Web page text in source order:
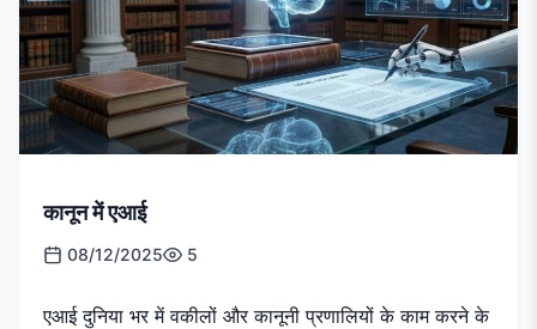
कानून में एआई
08/12/2025 5
एआई दुनिया भर में वकीलों और कानूनी प्रणालियों के काम करने के